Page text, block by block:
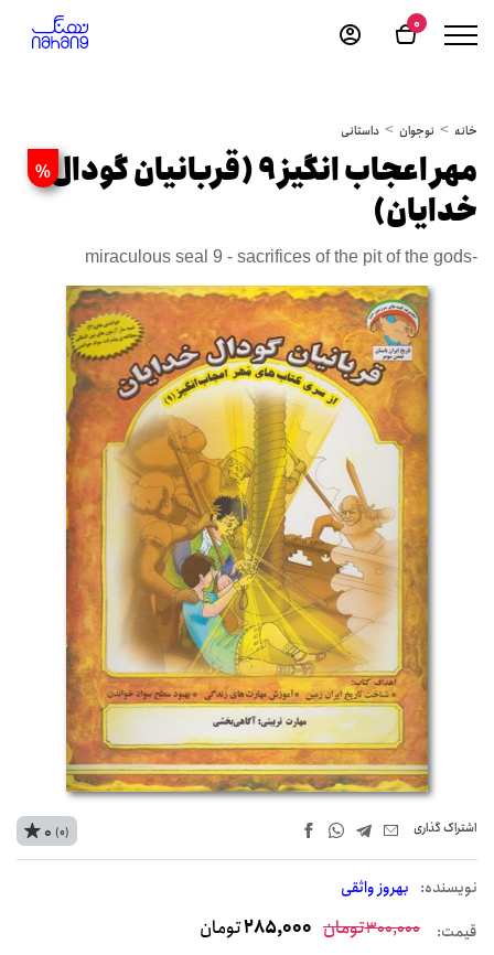
0
خانه نوجوان داستانی
%مهر اعجاب انگیز 9 (قربانیان گودال
خدایان)
miraculous seal 9 - sacrifices of the pit of the gods-
اشتراک‌ گذاری
نويسنده: بهروز واثقی
0 (0)
قیمت: 300,000تومان 285,000تومان